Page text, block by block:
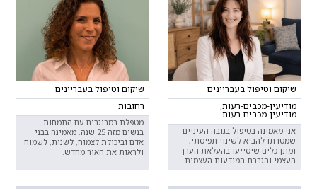
שיקום וטיפול בעבריינים
מודיעין-מכבים-רעות,
מודיעין-מכבים-רעות
אני מאמינה בטיפול בגובה העיניים
שמטרתו להביא לשינוי תפיסתי,
ומתן כלים שיסייעו בהעלאת הערך
העצמי והגברת המודעות העצמית.
שיקום וטיפול בעבריינים
רחובות
מטפלת במבוגרים עם התמחות
בנשים מזה 25 שנה. מאמינה בבני
אדם וביכולת לצמוח, לשנות, לשמוח
ולראות את האור מחדש.